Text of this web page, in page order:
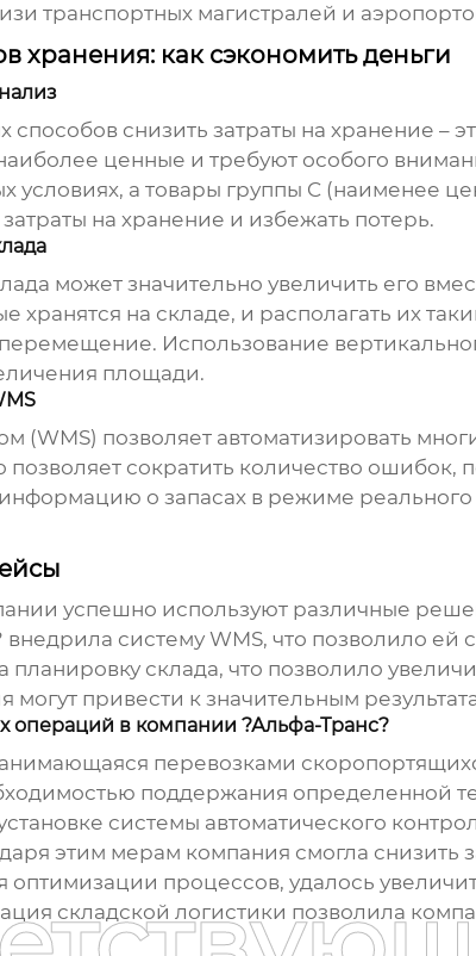
транспортных магистралей и
хранения: как сэкономить деньги
снизить затраты на хранение –
ценные и требуют особого
условиях, а товары группы C (наименее
на хранение и избежать потерь.
может значительно увеличить его
хранятся на складе, и располагать их
Использование
площади.
(WMS) позволяет автоматизировать
позволяет сократить количество
о запасах в режиме
успешно используют различные
систему WMS, что позволило ей
склада, что позволило
привести к значительным
операций в компании ?Альфа-Транс?
перевозками
поддержания определенной
системы автоматического
этим мерам компания смогла снизить
оптимизации процессов, удалось
складской логистики позволила